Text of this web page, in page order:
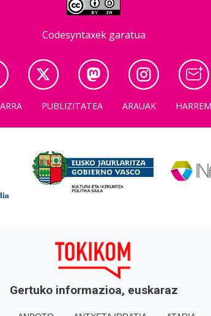
Codesyntaxek garatua
PUBLIZITATEA ARAUAK
Gertuko informazioa, euskaraz